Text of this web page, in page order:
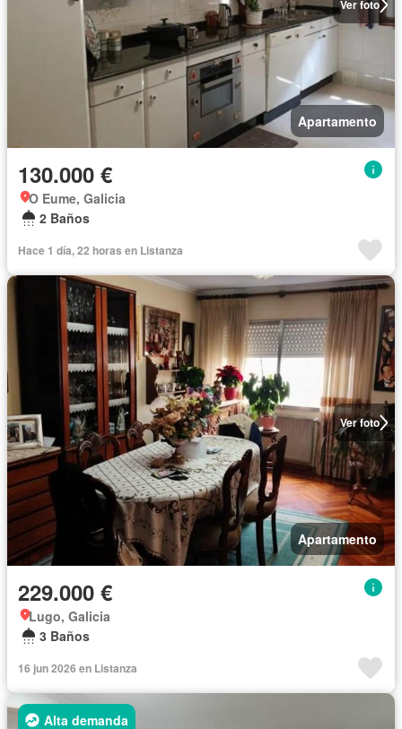
Ver foto
Apartamento
130.000 €
O Eume, Galicia
2 Baños
Hace 1 día, 22 horas en Listanza
Ver foto
Apartamento
229.000 €
Lugo, Galicia
3 Baños
16 jun 2026 en Listanza
Alta demanda